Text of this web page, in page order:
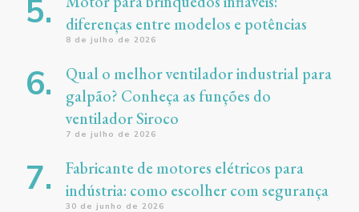
diferenças entre modelos e potências
8 de julho de 2026
Qual o melhor ventilador industrial para
galpão? Conheça as funções do
ventilador Siroco
7 de julho de 2026
Fabricante de motores elétricos para
indústria: como escolher com segurança
30 de junho de 2026